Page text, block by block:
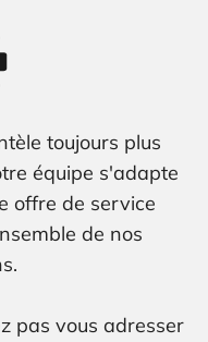
toujours plus
équipe s'adapte
offre de service
de nos
pas vous adresser